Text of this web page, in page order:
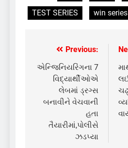
TEST SERIES
win series
Post
navigation
Previous:
એન્જિનિયરિંગના 7
વિદ્યાર્થીઓએ
લેબમાં ડ્રગ્સ
બનાવીને વેચવાની
હતા
તૈયારીમાં,પોલીસે
ઝડપ્યા